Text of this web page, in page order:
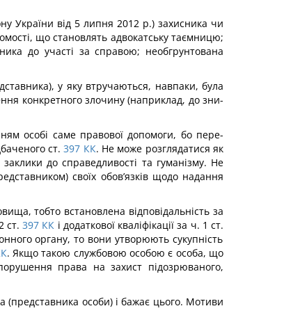
України від 5 липня 2012 р.) захисника чи
що становлять адвокатську таємницю;
до участі за справою; необгрунтована
у яку втручаються, навпаки, була
конкретного злочину (наприклад, до зни­
особі саме правової допомоги, бо пере­
ст. 397 КК. Не може розглядатися як
до справедливості та гуманізму. Не
своїх обов’язків щодо надання
тобто встановлена відповідальність за
ст. 397 КК і додаткової кваліфікації за ч. 1 ст.
органу, то вони утворюють сукупність
. Якщо такою службовою особою є особа, що
права на захист підозрюваного,
(представника особи) і бажає цього. Мотиви